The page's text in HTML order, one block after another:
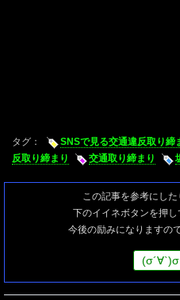
タグ： SNSで見る交通違反取り締
反取り締まり
交通取り締まり
この記事を参考にし
下のイイネボタンを押し
今後の励みになりますの
(σ´∀`)σ